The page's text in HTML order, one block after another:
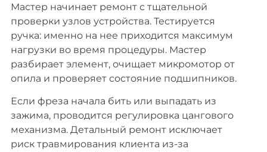
Мастер начинает ремонт с тщательной
проверки узлов устройства. Тестируется
ручка: именно на нее приходится максимум
нагрузки во время процедуры. Мастер
разбирает элемент, очищает микромотор от
опила и проверяет состояние подшипников.
Если фреза начала бить или выпадать из
зажима, проводится регулировка цангового
механизма. Детальный ремонт исключает
риск травмирования клиента из-за